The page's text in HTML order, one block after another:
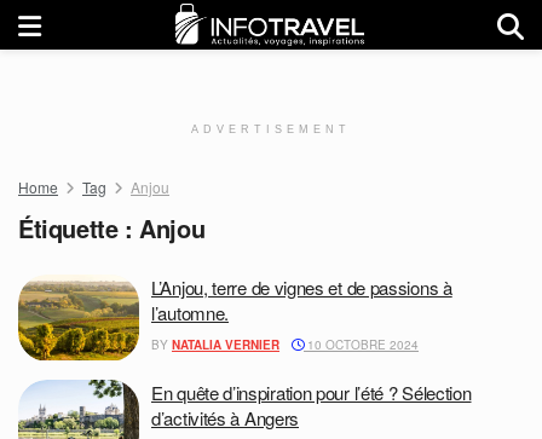
ADVERTISEMENT
Home Tag Anjou
Étiquette :Anjou
L’Anjou, terre de vignes et de passions à
l’automne.
BY NATALIA VERNIER 10 OCTOBRE 2024
En quête d’inspiration pour l’été ? Sélection
d’activités à Angers